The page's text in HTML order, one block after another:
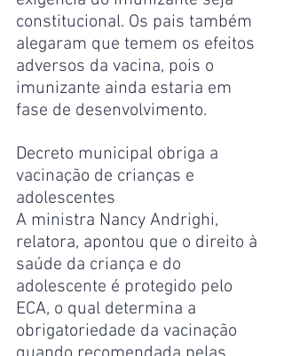
constitucional. Os pais também
alegaram que temem os efeitos
adversos da vacina, pois o
imunizante ainda estaria em
fase de desenvolvimento.
Decreto municipal obriga a
vacinação de crianças e
adolescentes
A ministra Nancy Andrighi,
relatora, apontou que o direito à
saúde da criança e do
adolescente é protegido pelo
ECA, o qual determina a
obrigatoriedade da vacinação